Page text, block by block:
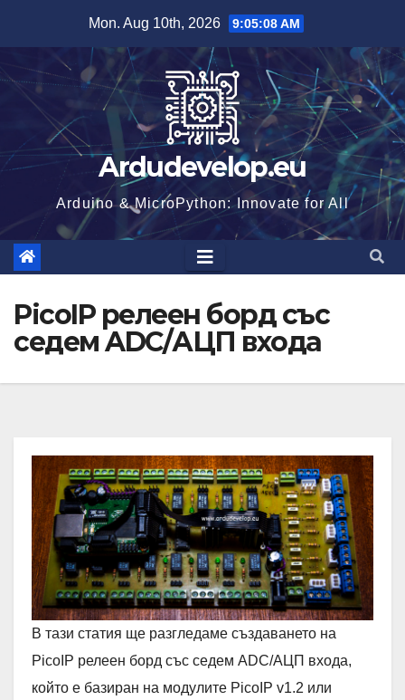
content
Mon. Aug 10th, 2026 9:05:09 AM
Ardudevelop.eu
Arduino & MicroPython: Innovate for All
PicoIP релеен борд със
седем ADC/АЦП входа
В тази статия ще разгледаме създаването на
PicoIP релеен борд със седем ADC/АЦП входа,
който е базиран на модулите PicoIP v1.2 или